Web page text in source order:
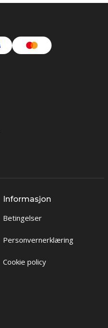
Informasjon
Betingelser
Personvernerklæring
Cookie policy